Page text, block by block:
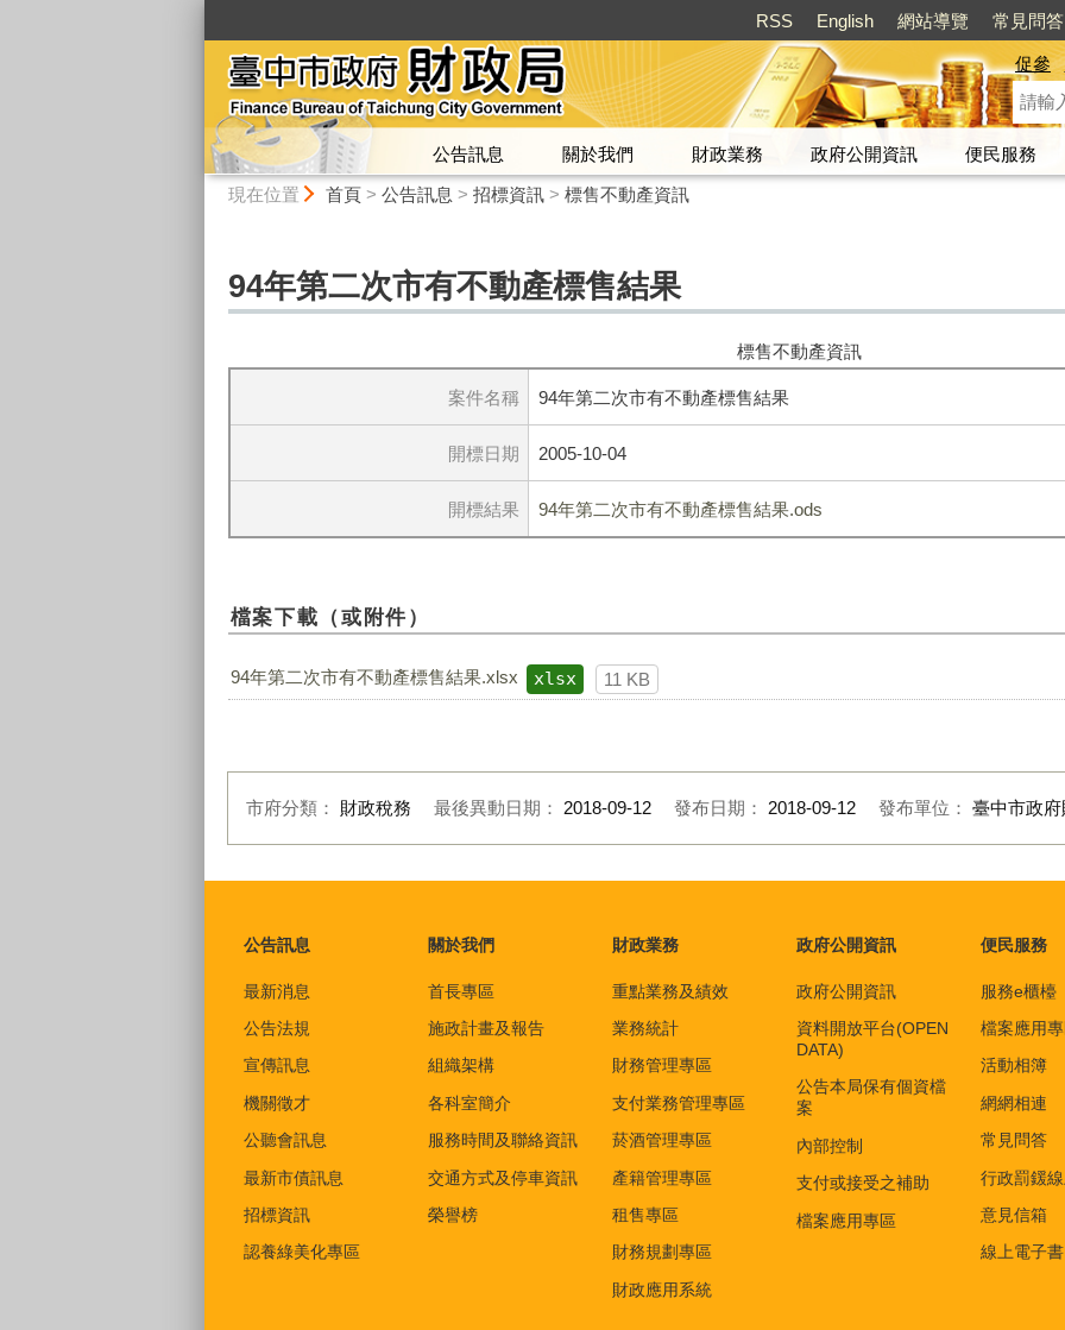
RSS English 網站導覽 常見問答
促參
公告訊息 關於我們 財政業務 政府公開資訊
便民服務
現在位置 首頁> 公告訊息 > 招標資訊> 標售不動產資訊
94年第二次市有不動產標售結果
標售不動產資訊
案件名稱 94年第二次市有不動產標售結果
開標日期 2005-10-04
開標結果 94年第二次市有不動產標售結果.ods
檔案下載（或附件）
94年第二次市有不動產標售結果.xlsx xlsx 11 KB
市府分類： 財政稅務 最後異動日期： 2018-09-12 發布日期： 2018-09-12 發布單位： 臺中市政
公告訊息
最新消息
公告法規
宣傳訊息
機關徵才
公聽會訊息
最新市債訊息
招標資訊
認養綠美化專區
關於我們
首長專區
施政計畫及報告
組織架構
各科室簡介
服務時間及聯絡資訊
交通方式及停車資訊
榮譽榜
財政業務
重點業務及績效
業務統計
財務管理專區
支付業務管理專區
菸酒管理專區
產籍管理專區
租售專區
財務規劃專區
財政應用系統
政府公開資訊
政府公開資訊
資料開放平台(OPEN
DATA)
公告本局保有個資檔
案
內部控制
支付或接受之補助
檔案應用專區
便民服務
服務e櫃檯
檔案應用
活動相簿
網網相連
常見問答
行政罰鍰
意見信箱
線上電子書